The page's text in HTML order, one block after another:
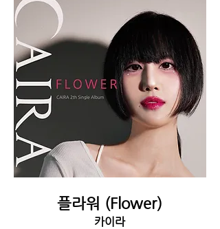
플라워 (Flower)
카이라